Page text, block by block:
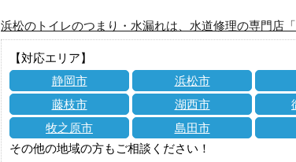
浜松のトイレのつまり・水漏れは、水道修理の専門店
【対応エリア】
静岡市
浜松市
藤枝市
湖西市
牧之原市
島田市
その他の地域の方もご相談ください！